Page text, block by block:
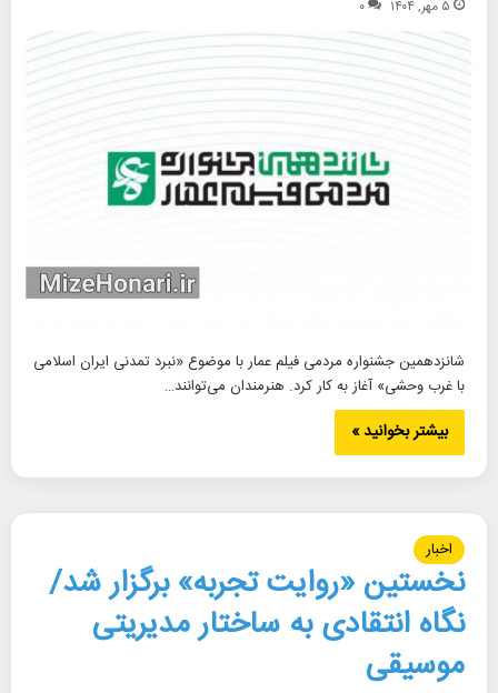
۵ مهر, ۱۴۰۴ ۰
شانزدهمین جشنواره مردمی فیلم عمار با موضوع «نبرد تمدنی ایران اسلامی
با غرب وحشی» آغاز به کار کرد. هنرمندان می‌توانند…
بیشتر بخوانید »
اخبار
نخستین «روایت تجربه» برگزار شد/
نگاه‌ انتقادی به ساختار مدیریتی
موسیقی